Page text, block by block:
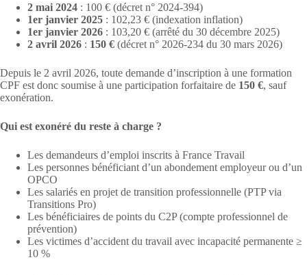
2 mai 2024 : 100 € (décret n° 2024-394)
1er janvier 2025 : 102,23 € (indexation inflation)
1er janvier 2026 : 103,20 € (arrêté du 30 décembre 2025)
2 avril 2026 : 150 € (décret n° 2026-234 du 30 mars 2026)
Depuis le 2 avril 2026, toute demande d’inscription à une formation
CPF est donc soumise à une participation forfaitaire de 150 €, sauf
exonération.
Qui est exonéré du reste à charge ?
Les demandeurs d’emploi inscrits à France Travail
Les personnes bénéficiant d’un abondement employeur ou d’un
OPCO
Les salariés en projet de transition professionnelle (PTP via
Transitions Pro)
Les bénéficiaires de points du C2P (compte professionnel de
prévention)
Les victimes d’accident du travail avec incapacité permanente ≥
10 %